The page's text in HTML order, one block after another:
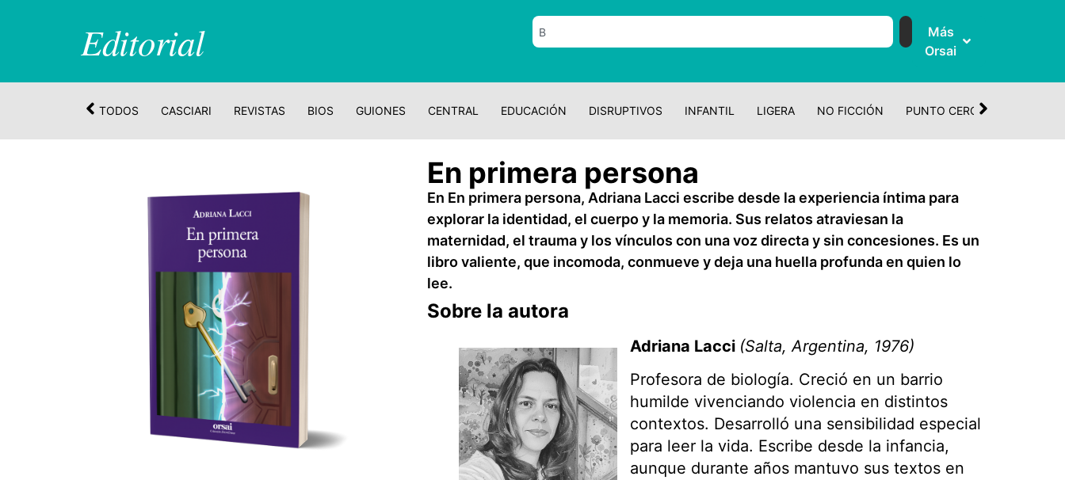
Editorial
Más
Orsai
TODOS CASCIARI REVISTAS BIOS GUIONES CENTRAL EDUCACIÓN DISRUPTIVOS INFANTIL LIGERA NO FICCIÓN PUNTO CERO
En primera persona
En En primera persona, Adriana Lacci escribe desde la experiencia íntima para
explorar la identidad, el cuerpo y la memoria. Sus relatos atraviesan la
maternidad, el trauma y los vínculos con una voz directa y sin concesiones. Es un
libro valiente, que incomoda, conmueve y deja una huella profunda en quien lo
lee.
Sobre la autora
Adriana Lacci (Salta, Argentina, 1976)
Profesora de biología. Creció en un barrio
humilde vivenciando violencia en distintos
contextos. Desarrolló una sensibilidad especial
para leer la vida. Escribe desde la infancia,
aunque durante años mantuvo sus textos en